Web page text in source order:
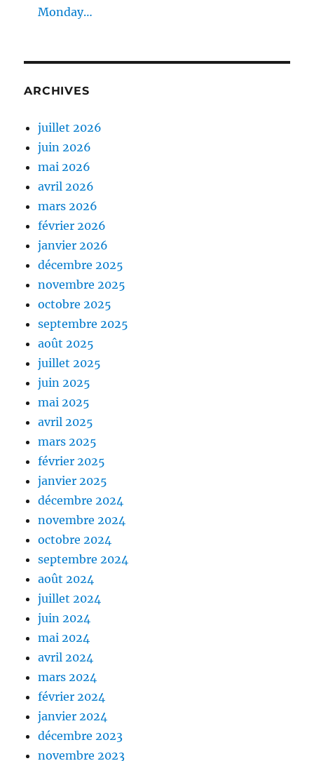
Monday…
ARCHIVES
juillet 2026
juin 2026
mai 2026
avril 2026
mars 2026
février 2026
janvier 2026
décembre 2025
novembre 2025
octobre 2025
septembre 2025
août 2025
juillet 2025
juin 2025
mai 2025
avril 2025
mars 2025
février 2025
janvier 2025
décembre 2024
novembre 2024
octobre 2024
septembre 2024
août 2024
juillet 2024
juin 2024
mai 2024
avril 2024
mars 2024
février 2024
janvier 2024
décembre 2023
novembre 2023